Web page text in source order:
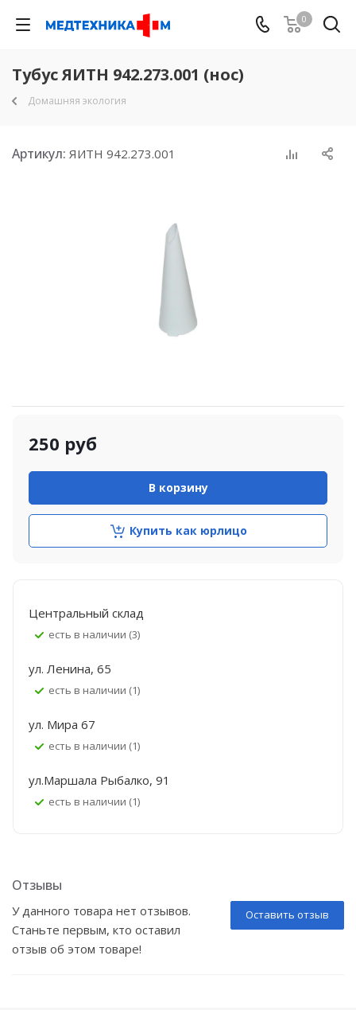
0
Тубус ЯИТН 942.273.001 (нос)
Домашняя экология
Артикул: ЯИТН 942.273.001
250 руб
В корзину
Купить как юрлицо
Центральный склад
Есть в наличии (3)
ул. Ленина, 65
Есть в наличии (1)
ул. Мира 67
Есть в наличии (1)
ул.Маршала Рыбалко, 91
Есть в наличии (1)
Отзывы
Оставить отзыв
У данного товара нет отзывов.
Станьте первым, кто оставил
отзыв об этом товаре!